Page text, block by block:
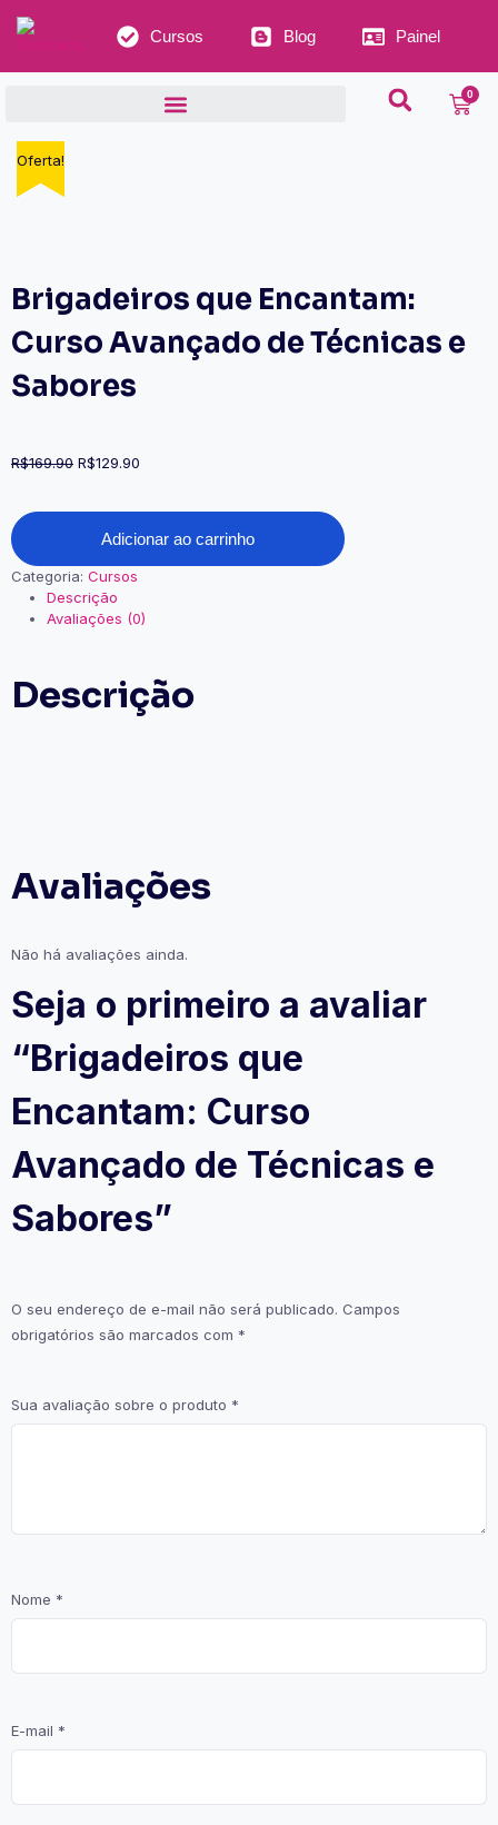
Cursos Blog Painel
0
Oferta!
Brigadeiros que Encantam:
Curso Avançado de Técnicas e
Sabores
R$169.90 R$129.90
Adicionar ao carrinho
Categoria: Cursos
Descrição
Avaliações (0)
Descrição
Avaliações
Não há avaliações ainda.
Seja o primeiro a avaliar
“Brigadeiros que
Encantam: Curso
Avançado de Técnicas e
Sabores”
O seu endereço de e-mail não será publicado. Campos
obrigatórios são marcados com *
Sua avaliação sobre o produto *
Nome *
E-mail *
Oferta!